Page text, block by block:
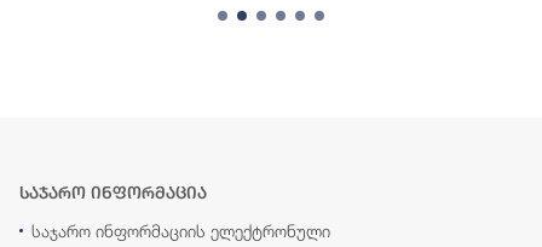
საჯარო ინფორმაცია
საჯარო ინფორმაციის ელექტრონული